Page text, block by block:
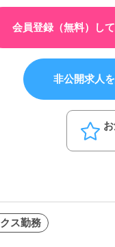
会員登録（無料）して
非公開求人
ス勤務